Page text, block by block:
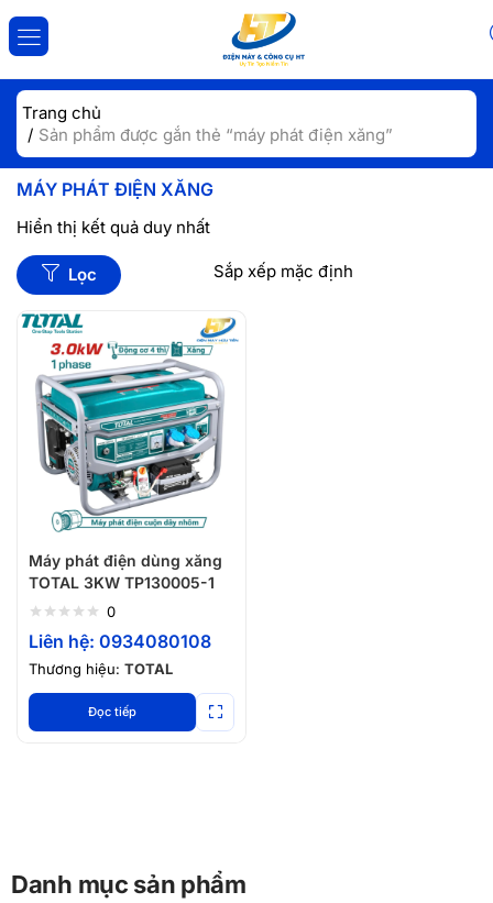
Nhập tài khoản và mật khẩu để đăng nhập.
Quên mật khẩu?
Trang chủ
Sản phẩm được gắn thẻ “máy phát điện xăng”
MÁY PHÁT ĐIỆN XĂNG
Hiển thị kết quả duy nhất
Lọc
Máy phát điện dùng xăng
TOTAL 3KW TP130005-1
0
Liên hệ: 0934080108
Thương hiệu: TOTAL
Đọc tiếp
Danh mục sản phẩm